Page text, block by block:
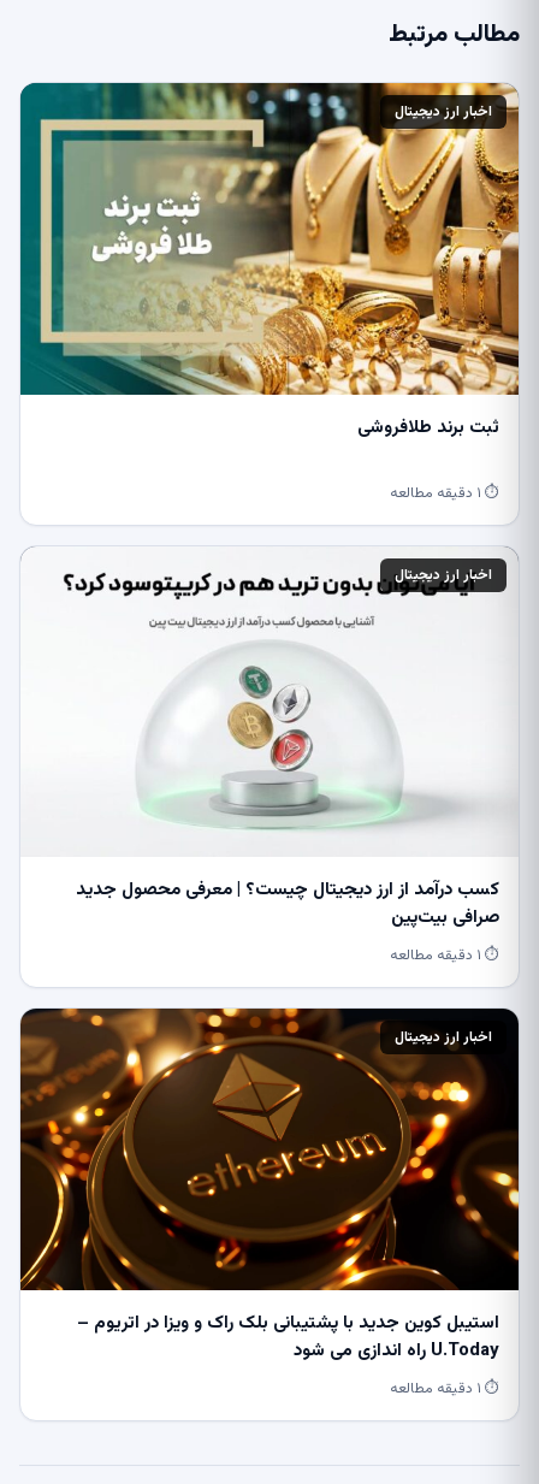
مطالب مرتبط
اخبار ارز دیجیتال
ثبت برند طلافروشی
⏱ ۱ دقیقه مطالعه
اخبار ارز دیجیتال
کسب درآمد از ارز دیجیتال چیست؟ | معرفی محصول جدید
صرافی بیت‌پین
⏱ ۱ دقیقه مطالعه
اخبار ارز دیجیتال
استیبل کوین جدید با پشتیبانی بلک راک و ویزا در اتریوم –
U.Today راه اندازی می شود
⏱ ۱ دقیقه مطالعه